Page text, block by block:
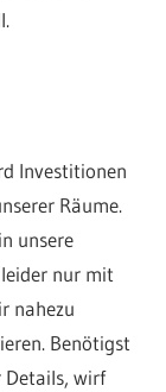
Investitionen
Räume.
unsere
nur mit
nahezu
Benötigst
Details, wirf